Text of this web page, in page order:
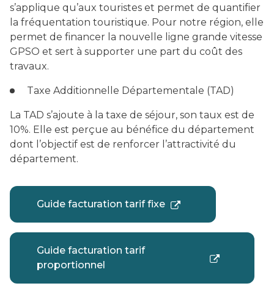
s’applique qu’aux touristes et permet de quantifier
la fréquentation touristique. Pour notre région, elle
permet de financer la nouvelle ligne grande vitesse
GPSO et sert à supporter une part du coût des
travaux.
Taxe Additionnelle Départementale (TAD)
La TAD s’ajoute à la taxe de séjour, son taux est de
10%. Elle est perçue au bénéfice du département
dont l’objectif est de renforcer l’attractivité du
département.
Guide facturation tarif fixe
Guide facturation tarif
proportionnel